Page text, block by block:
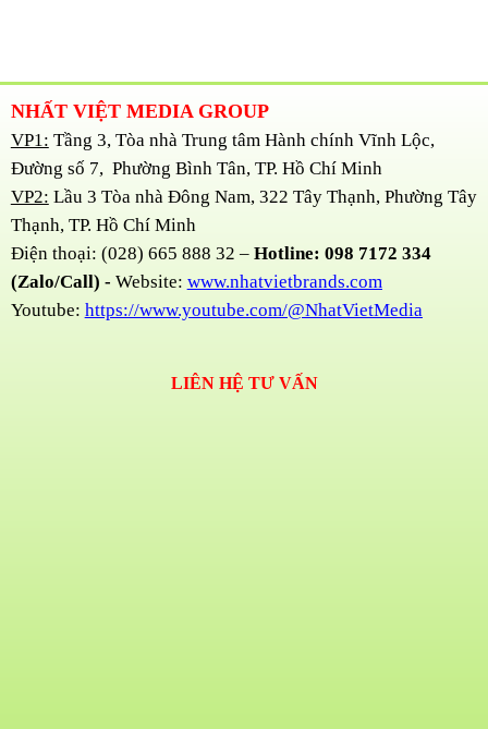
NHẤT VIỆT MEDIA GROUP
VP1: Tầng 3, Tòa nhà Trung tâm Hành chính Vĩnh Lộc,
Đường số 7, Phường Bình Tân, TP. Hồ Chí Minh
VP2: Lầu 3 Tòa nhà Đông Nam, 322 Tây Thạnh, Phường Tây
Thạnh, TP. Hồ Chí Minh
Điện thoại: (028) 665 888 32 – Hotline: 098 7172 334
(Zalo/Call) - Website: www.nhatvietbrands.com
Youtube: https://www.youtube.com/@NhatVietMedia
LIÊN HỆ TƯ VẤN